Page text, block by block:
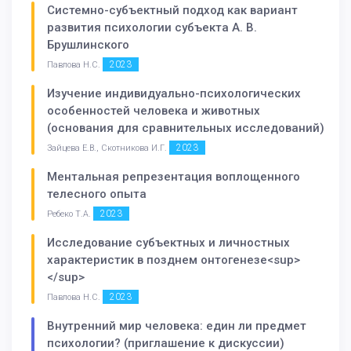
Системно-субъектный подход как вариант
развития психологии субъекта А. В.
Брушлинского
Павлова Н.С. 2023
Изучение индивидуально-психологических
особенностей человека и животных
(основания для сравнительных исследований)
Зайцева Е.В., Скотникова И.Г. 2023
Ментальная репрезентация воплощенного
телесного опыта
Ребеко Т.А. 2023
Исследование субъектных и личностных
характеристик в позднем онтогенезе<sup>
</sup>
Павлова Н.С. 2023
Внутренний мир человека: един ли предмет
психологии? (приглашение к дискуссии)